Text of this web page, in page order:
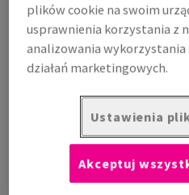
Zobacz dane techniczne
Cena z uwzględnieniem VAT
7,49 zł
W MAGAZYNIE
kilogram
plików cookie na swoim
usprawnienia korzystania z
analizowania wykorzystania
działań marketingowych.
Ustawienia
Akceptuj